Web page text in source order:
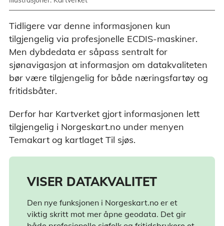
Tidligere var denne informasjonen kun
tilgjengelig via profesjonelle ECDIS-maskiner.
Men dybdedata er såpass sentralt for
sjønavigasjon at informasjon om datakvaliteten
bør være tilgjengelig for både næringsfartøy og
fritidsbåter.
Derfor har Kartverket gjort informasjonen lett
tilgjengelig i Norgeskart.no under menyen
Temakart og kartlaget Til sjøs.
VISER DATAKVALITET
Den nye funksjonen i Norgeskart.no er et
viktig skritt mot mer åpne geodata. Det gir